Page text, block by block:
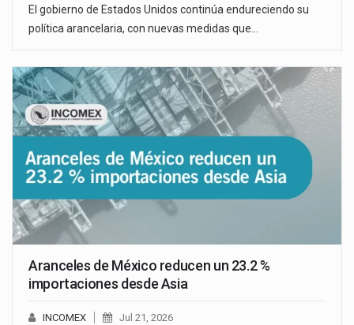
El gobierno de Estados Unidos continúa endureciendo su
política arancelaria, con nuevas medidas que…
Aranceles de México reducen un 23.2 %
importaciones desde Asia
INCOMEX Jul 21, 2026